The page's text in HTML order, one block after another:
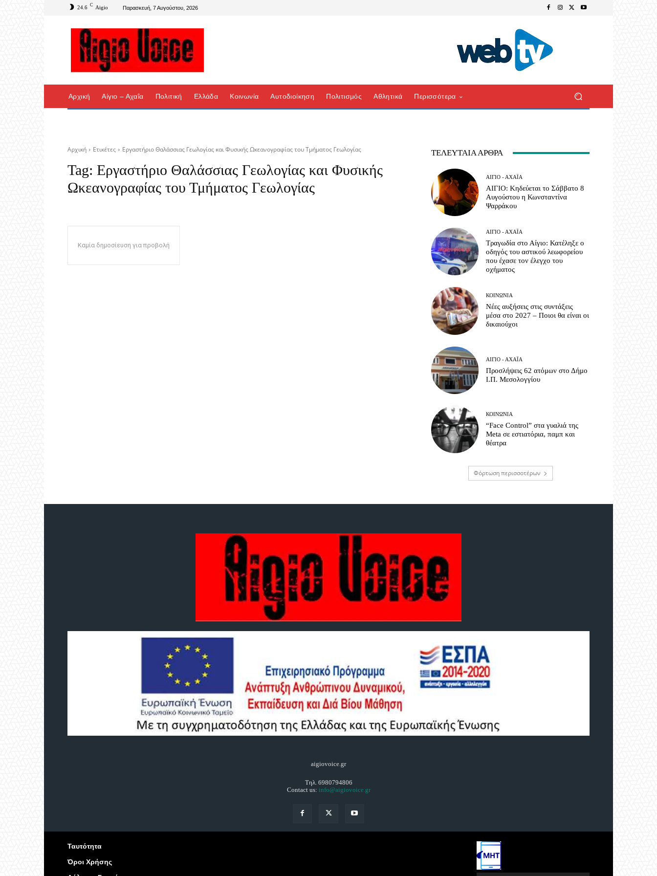
24.6 C Aigio Παρασκευή, 7 Αυγούστου, 2026
Αρχική Αίγιο – Αχαΐα Πολιτική Ελλάδα Κοινωνία Αυτοδιοίκηση Πολιτισμός Αθλητικά Περισσότερα
Αρχική Ετικέτες Εργαστήριο Θαλάσσιας Γεωλογίας και Φυσικής Ωκεανογραφίας του Τμήματος Γεωλογίας
Tag: Εργαστήριο Θαλάσσιας Γεωλογίας και Φυσικής
Ωκεανογραφίας του Τμήματος Γεωλογίας
Καμία δημοσίευση για προβολή
ΤΕΛΕΥΤΑΊΑ ΆΡΘΡΑ
ΑΊΓΙΟ - ΑΧΑΪ́Α
ΑΙΓΙΟ: Κηδεύεται το Σάββατο 8
Αυγούστου η Κωνσταντίνα
Ψαρράκου
ΑΊΓΙΟ - ΑΧΑΪ́Α
Τραγωδία στο Αίγιο: Κατέληξε ο
οδηγός του αστικού λεωφορείου
που έχασε τον έλεγχο του
οχήματος
ΚΟΙΝΩΝΊΑ
Νέες αυξήσεις στις συντάξεις
μέσα στο 2027 – Ποιοι θα είναι οι
δικαιούχοι
ΑΊΓΙΟ - ΑΧΑΪ́Α
Προσλήψεις 62 ατόμων στο Δήμο
Ι.Π. Μεσολογγίου
ΚΟΙΝΩΝΊΑ
“Face Control” στα γυαλιά της
Meta σε εστιατόρια, παμπ και
θέατρα
Φόρτωση περισσοτέρων
aigiovoice.gr
Τηλ. 6980794806
Contact us: info@aigiovoice.gr
Ταυτότητα
Όροι Χρήσης